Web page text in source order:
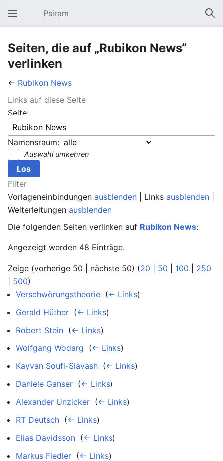
Hauptmenü öffnen Psiram
Seiten, die auf „Rubikon News“
verlinken
← Rubikon News
Links auf diese Seite
Seite:
Namensraum:
Auswahl umkehren
Filter
Vorlageneinbindungen ausblenden | Links ausblenden
Weiterleitungen ausblenden
Die folgenden Seiten verlinken auf Rubikon News:
Angezeigt werden 48 Einträge.
Zeige (vorherige 50 | nächste 50) (20 50 100
250
500)
Verschwörungstheorie (← Links)
Gerald Hüther (← Links)
Robert Stein (← Links)
Wolfgang Wodarg (← Links)
Kayvan Soufi-Siavash (← Links)
Daniele Ganser (← Links)
Alexander Unzicker (← Links)
RT Deutsch (← Links)
Elias Davidsson (← Links)
Markus Fiedler (← Links)